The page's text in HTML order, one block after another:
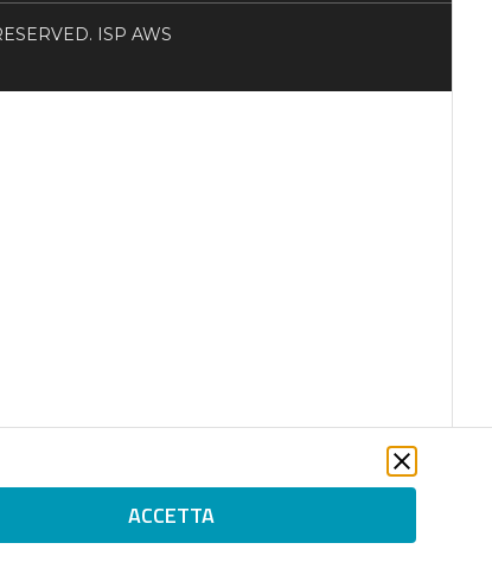
ACCETTA
ISP AWS